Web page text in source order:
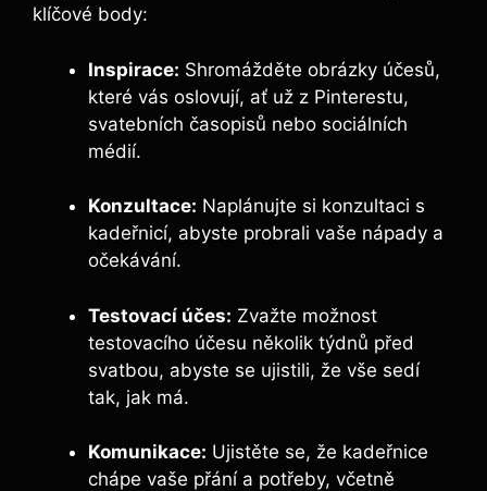
klíčové body:
Inspirace: Shromážděte‍ obrázky​ účesů,
které vás oslovují, ať už z Pinterestu,
svatebních časopisů nebo sociálních
médií.
Konzultace: Naplánujte si konzultaci s
kadeřnicí, abyste probrali vaše nápady a⁢
očekávání.
Testovací účes: Zvažte možnost
testovacího účesu několik ⁢týdnů před
svatbou, ​abyste se ujistili, že vše sedí
tak, ⁤jak má.
Komunikace: Ujistěte ⁢se,‌ že kadeřnice
chápe vaše přání a⁤ potřeby, včetně